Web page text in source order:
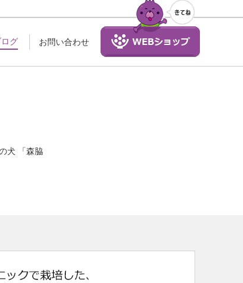
ログ お問い合わせ
犬 「森脇